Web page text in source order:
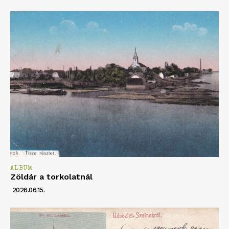
ALBUM
Zöldár a torkolatnál
2026.06.15.